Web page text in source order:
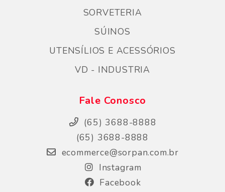
SORVETERIA
SÚINOS
UTENSÍLIOS E ACESSÓRIOS
VD - INDUSTRIA
Fale Conosco
(65) 3688-8888
(65) 3688-8888
ecommerce@sorpan.com.br
Instagram
Facebook